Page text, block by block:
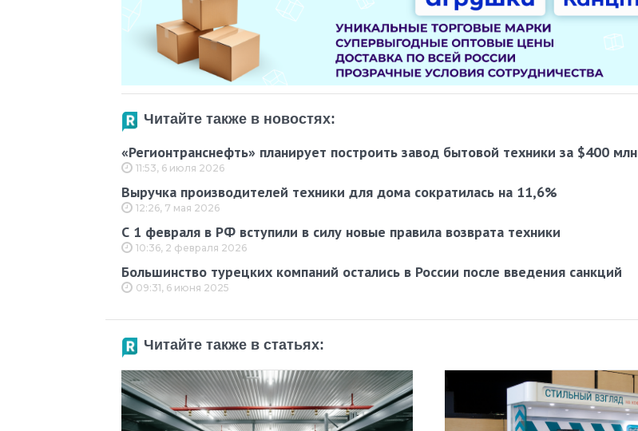
Читайте также в новостях:
«Регионтранснефть» планирует построить завод бытовой техники за $400 млн
11:53, 6 июля 2026
Выручка производителей техники для дома сократилась на 11,6%
12:26, 7 мая 2026
С 1 февраля в РФ вступили в силу новые правила возврата техники
10:36, 2 февраля 2026
Большинство турецких компаний остались в России после введения санкций
09:31, 6 июня 2025
Читайте также в статьях: